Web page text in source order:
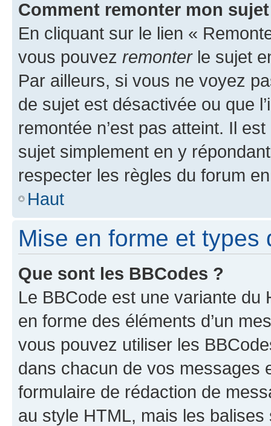
Comment remonter mon
En cliquant sur le lien «
vous pouvez remonterle sujet
Par ailleurs, si vous ne voyez
de sujet est désactivée ou que
remontée n’est pas atteint. Il
sujet simplement en y
respecter les règles du forum
Haut
Mise en forme et types
Que sont les BBCodes ?
Le BBCode est une variante du
en forme des éléments d’un
vous pouvez utiliser les
dans chacun de vos messages
formulaire de rédaction de
au style HTML, mais les